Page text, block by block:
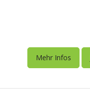
Mehr Infos